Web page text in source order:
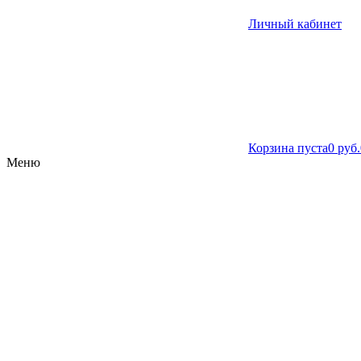
Личный кабинет
Корзина пуста0 руб.
Меню